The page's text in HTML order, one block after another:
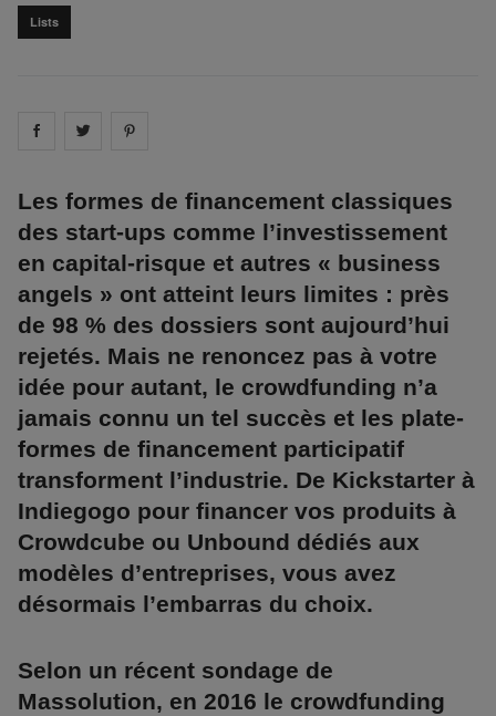
Lists
Share on facebook
Share on
Les formes de financement classiques
des start-ups comme l’investissement
en capital-risque et autres « business
angels » ont atteint leurs limites : près
de 98 % des dossiers sont aujourd’hui
rejetés. Mais ne renoncez pas à votre
idée pour autant, le crowdfunding n’a
jamais connu un tel succès et les plate-
formes de financement participatif
transforment l’industrie. De Kickstarter à
Indiegogo pour financer vos produits à
Crowdcube ou Unbound dédiés aux
modèles d’entreprises, vous avez
désormais l’embarras du choix.
Selon un récent sondage de
Massolution, en 2016 le crowdfunding